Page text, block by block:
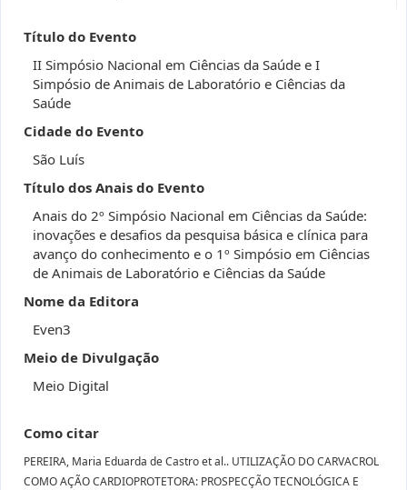
Título do Evento
II Simpósio Nacional em Ciências da Saúde e I
Simpósio de Animais de Laboratório e Ciências da
Saúde
Cidade do Evento
São Luís
Título dos Anais do Evento
Anais do 2º Simpósio Nacional em Ciências da Saúde:
inovações e desafios da pesquisa básica e clínica para
avanço do conhecimento e o 1º Simpósio em Ciências
de Animais de Laboratório e Ciências da Saúde
Nome da Editora
Even3
Meio de Divulgação
Meio Digital
Como citar
PEREIRA, Maria Eduarda de Castro et al.. UTILIZAÇÃO DO CARVACROL
COMO AÇÃO CARDIOPROTETORA: PROSPECÇÃO TECNOLÓGICA E